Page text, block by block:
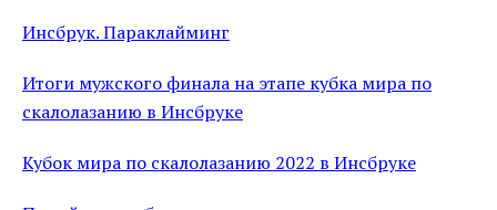
Инсбрук. Параклайминг
Итоги мужского финала на этапе кубка мира по
скалолазанию в Инсбруке
Кубок мира по скалолазанию 2022 в Инсбруке